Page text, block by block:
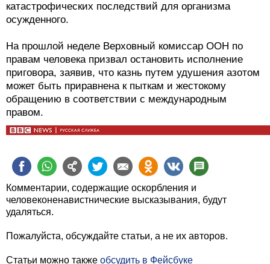
катастрофических последствий для организма
осужденного.
На прошлой неделе Верховный комиссар ООН по
правам человека призвал остановить исполнение
приговора, заявив, что казнь путем удушения азотом
может быть приравнена к пыткам и жестокому
обращению в соответствии с международным
правом.
Комментарии, содержащие оскорбления и
человеконенавистнические высказывания, будут
удаляться.
Пожалуйста, обсуждайте статьи, а не их авторов.
Статьи можно также обсудить в Фейсбуке